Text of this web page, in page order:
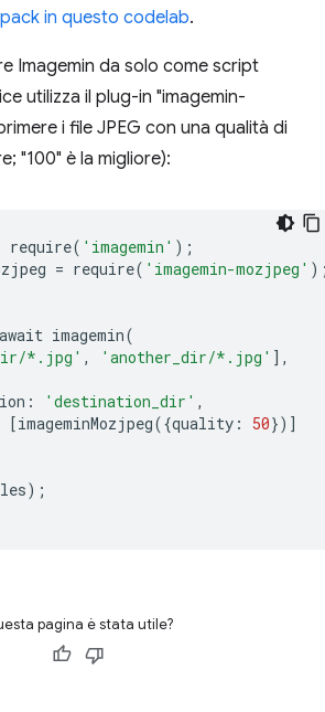
in questo codelab.
Imagemin da solo come script
utilizza il plug-in "imagemin-
i file JPEG con una qualità di
"100" è la migliore):
require( 'imagemin' );
= require( 'imagemin-mozjpeg'
await imagemin(
*.jpg' , 'another_dir/*.jpg' ],
: 'destination_dir' ,
[imageminMozjpeg({quality : 50})]
);
pagina è stata utile?